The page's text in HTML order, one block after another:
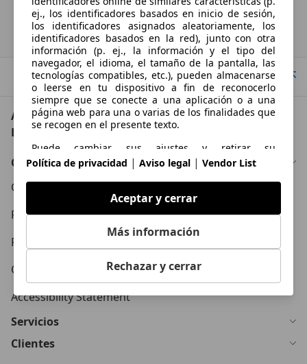
Ir arriba
AutoScout24: el mayor mercado de automoción de
Europa
Conócenos
Condiciones Generales
Política de Privacidad
Política de Cookies
Contacto
Accessibility Statement
Servicios
Clientes
ej., los identificadores basados en inicio de sesión,
los identificadores asignados aleatoriamente, los
identificadores basados en la red), junto con otra
información (p. ej., la información y el tipo del
navegador, el idioma, el tamaño de la pantalla, las
tecnologías compatibles, etc.), pueden almacenarse
o leerse en tu dispositivo a fin de reconocerlo
siempre que se conecte a una aplicación o a una
página web para una o varias de los finalidades que
se recogen en el presente texto.
Puede cambiar sus ajustes y retirar su
consentimiento en cualquier momento a través del
Gestor de Privacidad en nuestra Política de
privacidad.
Propósitos
identificación mediante análisis de dispositivos
Publicidad y contenido personalizados, medición de
publicidad y contenido, investigación de audiencia y
desarrollo de servicios
Funciones esenciales de la página
Política de privacidad | Aviso legal | Vendor List
Aceptar y cerrar
Más información
Rechazar y cerrar